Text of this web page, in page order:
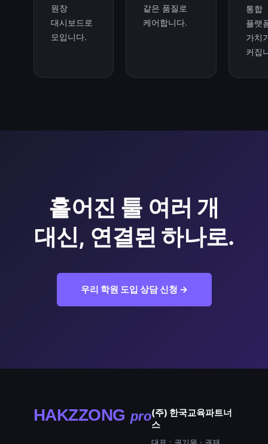
원장
대시보드로
모입니다.
같은 품질로
케어합니다.
통합
플랫
가치
커집
흩어진 툴 여러 개
대신, 연결된 하나로.
우리 학원 도입 상담 신청 →
HAKZZONG pro(주) 한국교육파트너
스